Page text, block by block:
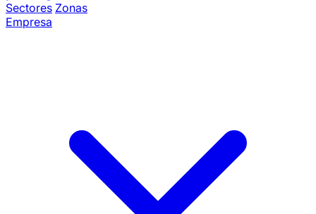
Sectores Zonas
Empresa